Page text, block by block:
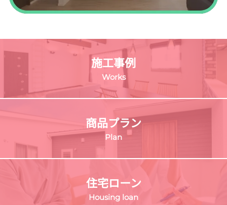
施工事例
Works
商品プラン
Plan
住宅ローン
Housing loan